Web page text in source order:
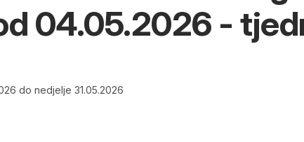
04.05.2026 -
do nedjelje 31.05.2026